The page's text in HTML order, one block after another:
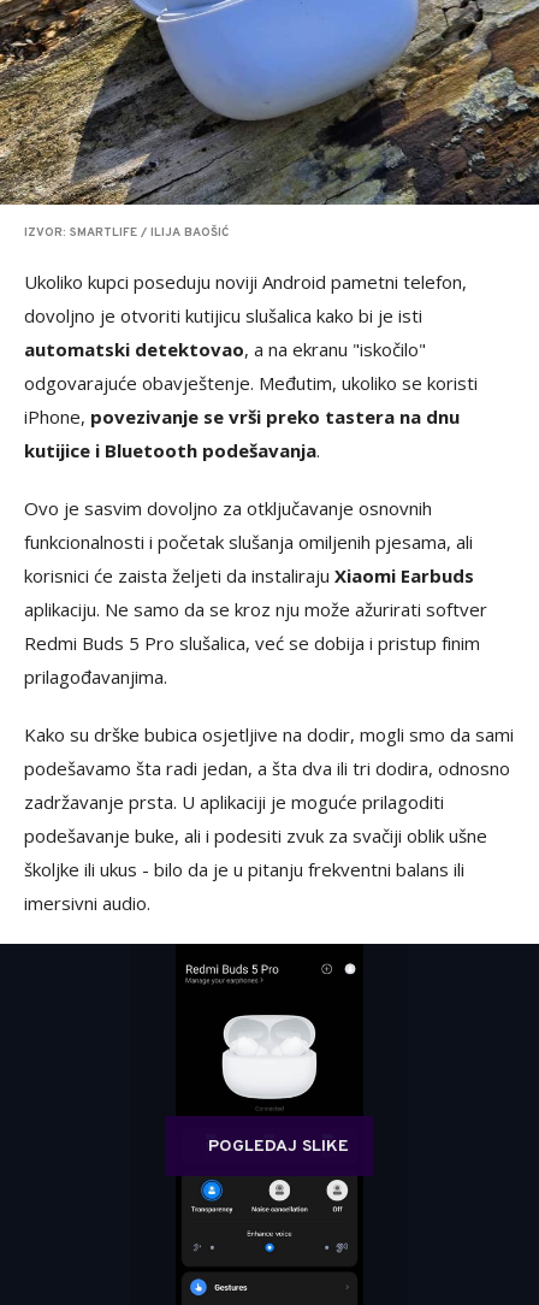
IZVOR: SMARTLIFE / ILIJA BAOŠIĆ
Ukoliko kupci poseduju noviji Android pametni telefon,
dovoljno je otvoriti kutijicu slušalica kako bi je isti
automatski detektovao, a na ekranu "iskočilo"
odgovarajuće obavještenje. Međutim, ukoliko se koristi
iPhone, povezivanje se vrši preko tastera na dnu
kutijice i Bluetooth podešavanja.
Ovo je sasvim dovoljno za otključavanje osnovnih
funkcionalnosti i početak slušanja omiljenih pjesama, ali
korisnici će zaista željeti da instaliraju Xiaomi Earbuds
aplikaciju. Ne samo da se kroz nju može ažurirati softver
Redmi Buds 5 Pro slušalica, već se dobija i pristup finim
prilagođavanjima.
Kako su drške bubica osjetljive na dodir, mogli smo da sami
podešavamo šta radi jedan, a šta dva ili tri dodira, odnosno
zadržavanje prsta. U aplikaciji je moguće prilagoditi
podešavanje buke, ali i podesiti zvuk za svačiji oblik ušne
školjke ili ukus - bilo da je u pitanju frekventni balans ili
imersivni audio.
POGLEDAJ SLIKE